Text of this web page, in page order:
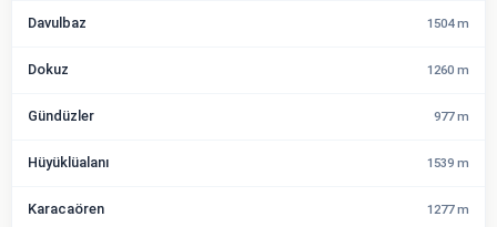
Davulbaz 1504 m
Dokuz 1260 m
Gündüzler 977 m
Hüyüklüalanı 1539 m
Karacaören 1277 m